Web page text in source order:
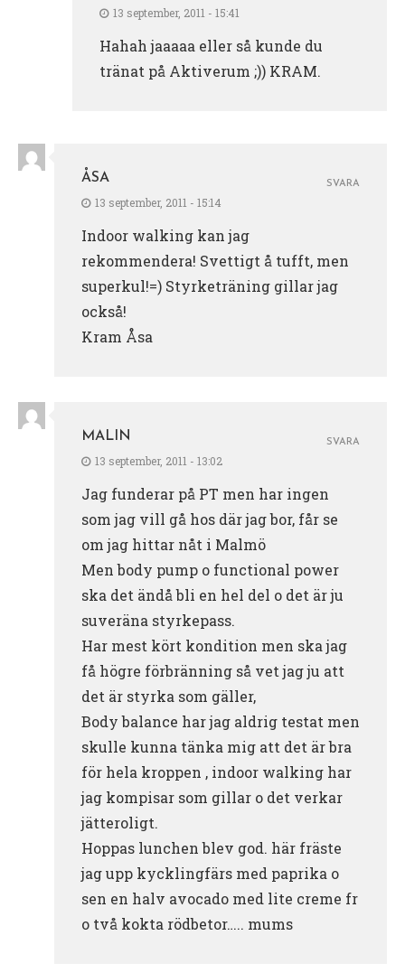
13 september, 2011 - 15:41
Hahah jaaaaa eller så kunde du
tränat på Aktiverum ;)) KRAM.
ÅSA
13 september, 2011 - 15:14
Indoor walking kan jag
rekommendera! Svettigt å tufft, men
superkul!=) Styrketräning gillar jag
också!
Kram Åsa
SVARA
MALIN
13 september, 2011 - 13:02
Jag funderar på PT men har ingen
som jag vill gå hos där jag bor, får se
om jag hittar nåt i Malmö
Men body pump o functional power
ska det ändå bli en hel del o det är ju
suveräna styrkepass.
Har mest kört kondition men ska jag
få högre förbränning så vet jag ju att
det är styrka som gäller,
Body balance har jag aldrig testat men
skulle kunna tänka mig att det är bra
för hela kroppen , indoor walking har
jag kompisar som gillar o det verkar
jätteroligt.
Hoppas lunchen blev god. här fräste
jag upp kycklingfärs med paprika o
sen en halv avocado med lite creme fr
o två kokta rödbetor….. mums
SVARA